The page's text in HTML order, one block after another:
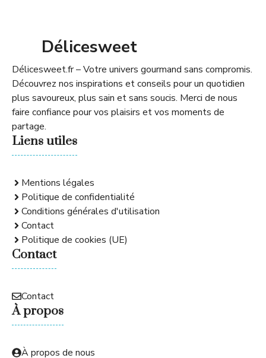
Délicesweet
Délicesweet.fr – Votre univers gourmand sans compromis.
Découvrez nos inspirations et conseils pour un quotidien
plus savoureux, plus sain et sans soucis. Merci de nous
faire confiance pour vos plaisirs et vos moments de
partage.
Liens utiles
Mentions légales
Politique de confidentialité
Conditions générales d'utilisation
Contact
Politique de cookies (UE)
Contact
Contact
À propos
À propos de nous